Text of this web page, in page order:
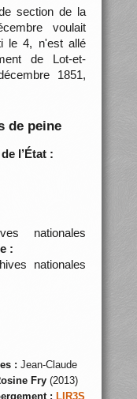
section de la
voulait
le 4, n'est allé
de Lot-et-
1851,
de peine
l’État :
nationales
:
nationales
: Jean-Claude
Fry(2013)
: LIR3S